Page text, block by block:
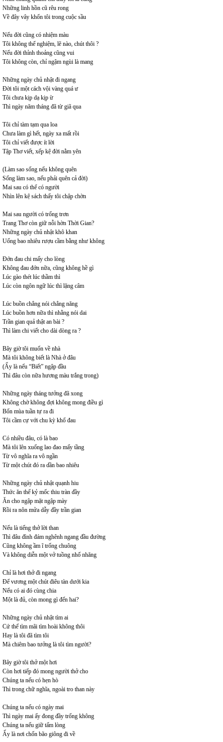
Những linh hồn cũ rêu rong
Về đây vây khổn tôi trong cuộc sầu
Nếu đời cũng có nhiệm màu
Tôi không thể nghiệm, lẽ nào, chút thôi ?
Nếu đời thỉnh thoảng cũng vui
Tôi không còn, chỉ ngậm ngùi là mang
Những ngày chủ nhật đi ngang
Đời tôi một cách vội vàng quá ư
Tôi chưa kịp dạ kịp ừ
Thì ngày năm tháng đã từ giã qua
Tôi chỉ tàm tạm qua loa
Chưa làm gì hết, ngày xa mất rồi
Tôi chỉ viết được ít lời
Tập Thơ viết, xếp kệ đời nằm yên
(Làm sao sống nếu không quên
Sống làm sao, nếu phải quên cả đời)
Mai sau có thể có người
Nhìn lên kệ sách thấy tôi chập chờn
Mai sau người có trống trơn
Trang Thơ còn giữ nỗi hờn Thời Gian?
Những ngày chủ nhật khô khan
Uống bao nhiêu rượu cầm bằng như không
Đớn đau chi mấy cho lòng
Không đau đớn nữa, cũng không hề gì
Lúc gào thét lúc thầm thì
Lúc còn ngôn ngữ lúc thì lặng câm
Lúc buồn chẳng nói chẳng năng
Lúc buồn hơn nữa thì nhằng nói dai
Trần gian quả thật an bài ?
Thì làm chi viết cho dài dòng ra ?
Bây giờ tôi muốn về nhà
Mà tôi không biết là Nhà ở đâu
(Ấy là nếu “Biết” ngập đầu
Thì đâu còn nữa hương màu trắng trong)
Những ngày tháng tưởng đã xong
Không chờ không đợi không mong điều gì
Bốn mùa tuần tự ra đi
Tôi cầm cự với chu kỳ khổ đau
Có nhiều đâu, có là bao
Mà tôi lên xuống lao đao mấy tầng
Từ vô nghĩa ra vô ngần
Từ một chút đó ra dần bao nhiêu
Những ngày chủ nhật quạnh hiu
Thức ăn thế kỷ mốc thiu tràn đầy
Ăn cho ngập mặt ngập mày
Rồi ra nôn mửa dẫy đầy trần gian
Nếu là tiếng thở lời than
Thì đâu đình đám nghênh ngang đầu đường
Cũng không ầm ĩ trống chuông
Và không diễn một vở tuồng nhố nhăng
Chỉ là hơi thở đi ngang
Để vương một chút điêu tàn dưới kia
Nếu có ai đó cùng chia
Một là đủ, còn mong gì đến hai?
Những ngày chủ nhật tìm ai
Cứ thế tìm mãi tìm hoài không thôi
Hay là tôi đã tìm tôi
Mà chiêm bao tưởng là tôi tìm người?
Bây giờ tôi thở một hơi
Còn hơi tiếp đó mong người thở cho
Chúng ta nếu có hẹn hò
Thì trong chữ nghĩa, ngoài tro than này
Chúng ta nếu có ngày mai
Thì ngày mai ấy đong đầy trống không
Chúng ta nếu giữ tấm lòng
Ấy là nơi chốn bão giông đi về